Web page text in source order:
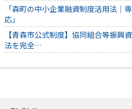
「森町の中小企業融資制度活用法｜
応」
【青森市公式制度】協同組合等振興
法を完全…